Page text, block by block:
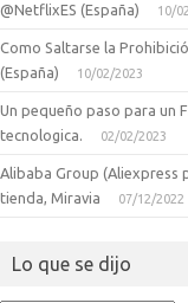
@NetflixES (España)
10/
Como Saltarse la
(España)
10/02/2023
Un pequeño paso para un
tecnologica.
02/02/2023
Alibaba Group (Aliexpress
tienda, Miravia
07/12/2022
Lo que se dijo